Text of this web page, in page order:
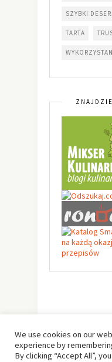
SZYBKI DESER
TARTA
We use cookies on our
experience by
By clicking “Accept All”,